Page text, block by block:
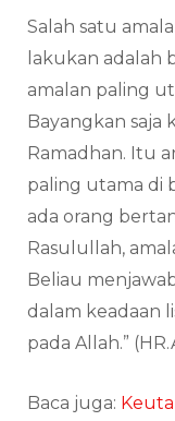
Salah satu
lakukan adalah
amalan paling
Bayangkan saja
Ramadhan. Itu
paling utama di
ada orang
Rasulullah,
Beliau
dalam keadaan
pada Allah.”
Baca juga: